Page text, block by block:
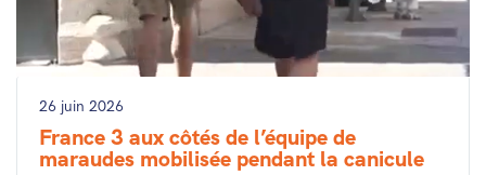
26 juin 2026
France 3 aux côtés de l’équipe de
maraudes mobilisée pendant la canicule